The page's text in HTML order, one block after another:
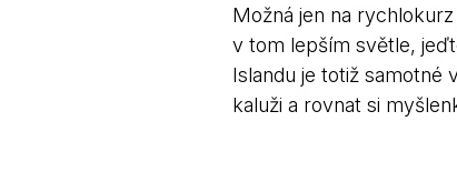
Možná jen na
v tom lepším světle,
Islandu je totiž samotné
kaluži a rovnat si